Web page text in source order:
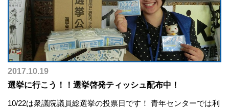
2017.10.19
選挙に行こう！！選挙啓発ティッシュ配布中！
10/22は衆議院議員総選挙の投票日です！ 青年センターでは利